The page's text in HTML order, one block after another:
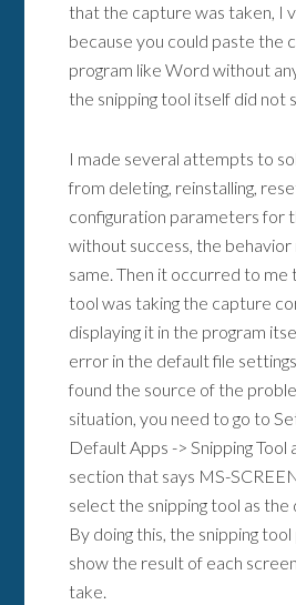
that the capture was taken, I
because you could paste the
program like Word without
the snipping tool itself did not
I made several attempts to
from deleting, reinstalling,
configuration parameters for
without success, the
same. Then it occurred to me
tool was taking the capture
displaying it in the program
error in the default file
found the source of the
situation, you need to go to
Default Apps -> Snipping Tool
section that says MS-
select the snipping tool as the
By doing this, the snipping
show the result of each
take.